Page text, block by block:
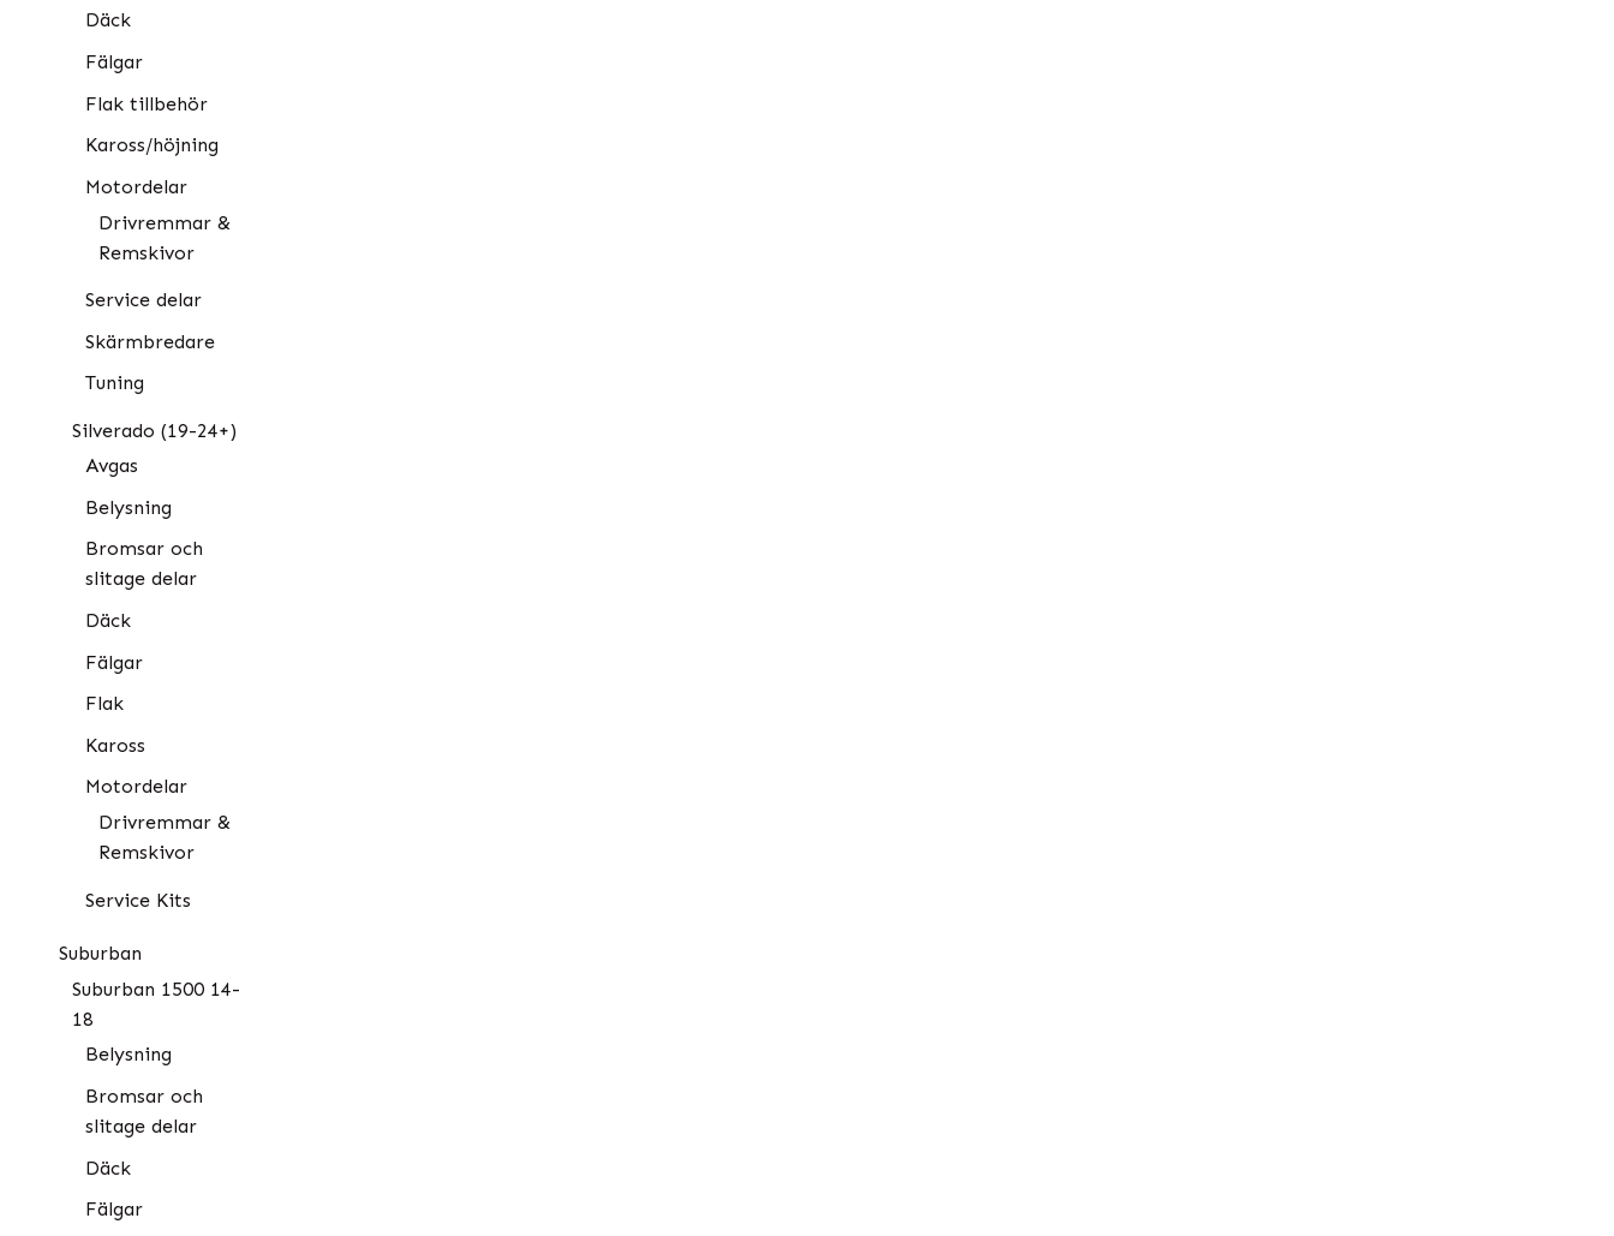
Däck
Fälgar
Flak tillbehör
Kaross/höjning
Motordelar
Drivremmar &
Remskivor
Service delar
Skärmbredare
Tuning
Silverado (19-24+)
Avgas
Belysning
Bromsar och
slitage delar
Däck
Fälgar
Flak
Kaross
Motordelar
Drivremmar &
Remskivor
Service Kits
Suburban
Suburban 1500 14-
18
Belysning
Bromsar och
slitage delar
Däck
Fälgar